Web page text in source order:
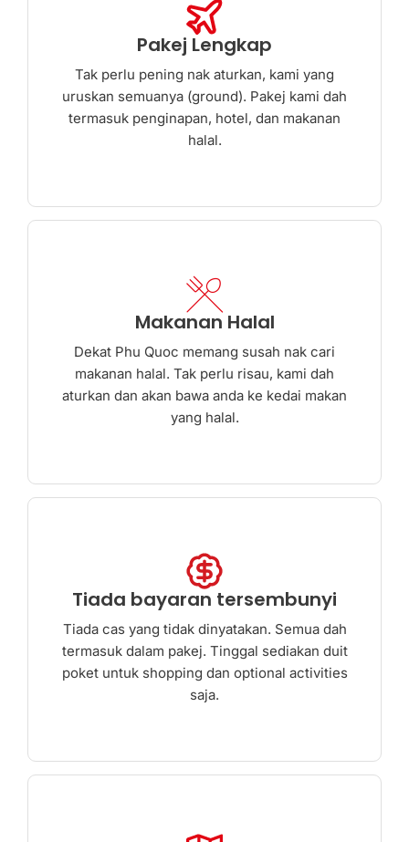
Pakej Lengkap
Tak perlu pening nak aturkan, kami yang
uruskan semuanya (ground). Pakej kami dah
termasuk penginapan, hotel, dan makanan
halal.
Makanan Halal
Dekat Phu Quoc memang susah nak cari
makanan halal. Tak perlu risau, kami dah
aturkan dan akan bawa anda ke kedai makan
yang halal.
Tiada bayaran tersembunyi
Tiada cas yang tidak dinyatakan. Semua dah
termasuk dalam pakej. Tinggal sediakan duit
poket untuk shopping dan optional activities
saja.